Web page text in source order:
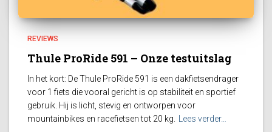
REVIEWS
Thule ProRide 591 – Onze testuitslag
In het kort: De Thule ProRide 591 is een dakfietsendrager
voor 1 fiets die vooral gericht is op stabiliteit en sportief
gebruik. Hij is licht, stevig en ontworpen voor
mountainbikes en racefietsen tot 20 kg.
Lees verder…